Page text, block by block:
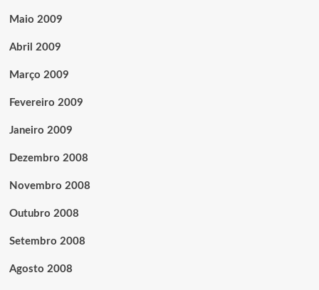
Maio 2009
Abril 2009
Março 2009
Fevereiro 2009
Janeiro 2009
Dezembro 2008
Novembro 2008
Outubro 2008
Setembro 2008
Agosto 2008